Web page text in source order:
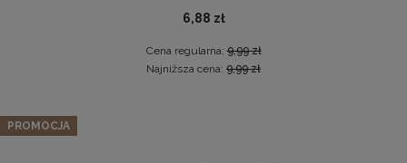
6,88 zł
Cena regularna:9,99 zł
Najniższa cena: 9,99 zł
PROMOCJA